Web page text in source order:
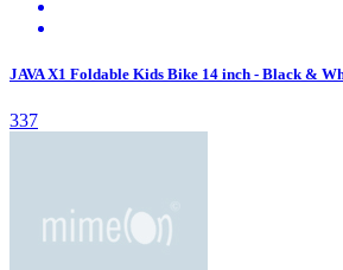
JAVA X1 Foldable Kids Bike 14 inch - Black &
337